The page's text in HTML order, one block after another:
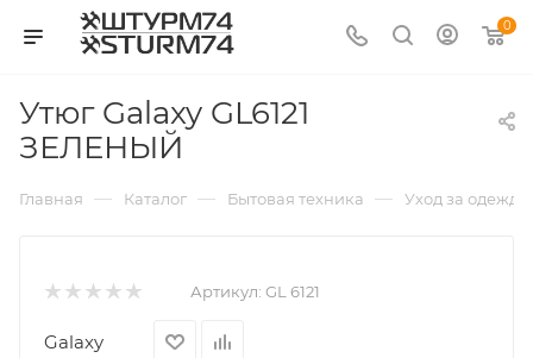
0
Утюг Galaxy GL6121
ЗЕЛЕНЫЙ
Главная — Каталог — Бытовая техника — Уход за
Артикул: GL 6121
Galaxy